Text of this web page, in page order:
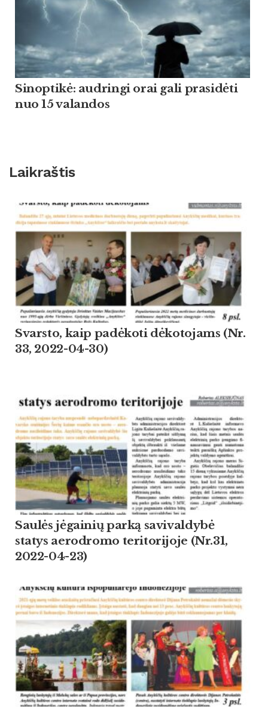
Sinoptikė: audringi orai gali prasidėti
nuo 15 valandos
Laikraštis
Svarsto, kaip padėkoti dėkotojams (Nr.
33, 2022-04-30)
Saulės jėgainių parką savivaldybė
statys aerodromo teritorijoje (Nr.31,
2022-04-23)